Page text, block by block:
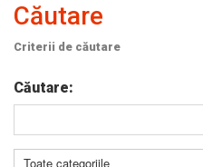
Căutare
Criterii de căutare
Căutare: